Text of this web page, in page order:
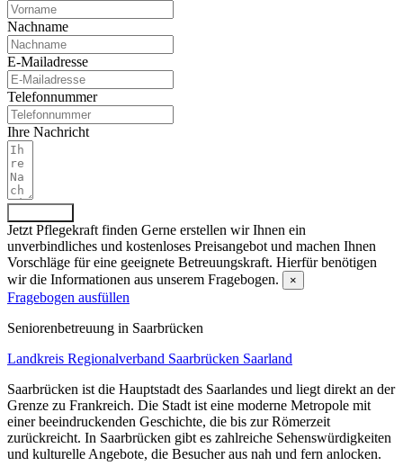
Nachname
E-Mailadresse
Telefonnummer
Ihre Nachricht
Jetzt Pflegekraft finden Gerne erstellen wir Ihnen ein
unverbindliches und kostenloses Preisangebot und machen Ihnen
Vorschläge für eine geeignete Betreuungskraft. Hierfür benötigen
wir die Informationen aus unserem Fragebogen.
×
Fragebogen ausfüllen
Senioren­betreuung in Saarbrücken
Landkreis Regionalverband Saarbrücken Saarland
Saarbrücken ist die Hauptstadt des Saarlandes und liegt direkt an der
Grenze zu Frankreich. Die Stadt ist eine moderne Metropole mit
einer beeindruckenden Geschichte, die bis zur Römerzeit
zurückreicht. In Saarbrücken gibt es zahlreiche Sehenswürdigkeiten
und kulturelle Angebote, die Besucher aus nah und fern anlocken.